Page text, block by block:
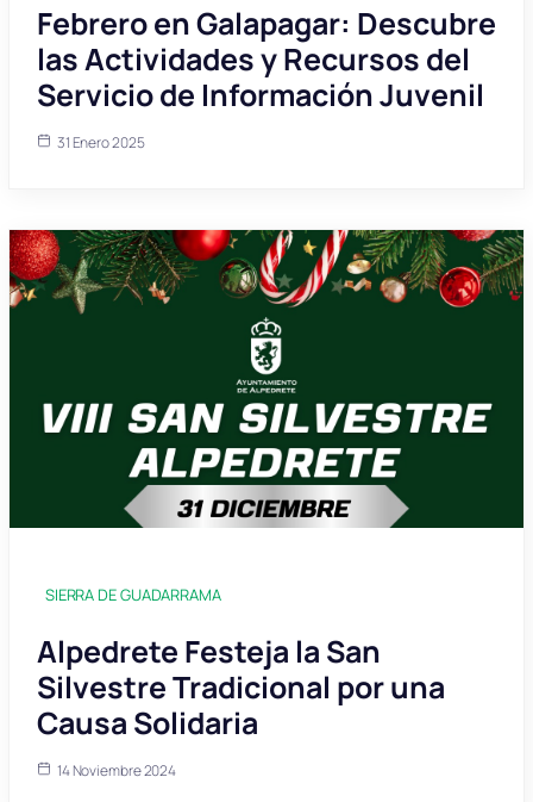
Febrero en Galapagar: Descubre
las Actividades y Recursos del
Servicio de Información Juvenil
31 Enero 2025
SIERRA DE GUADARRAMA
Alpedrete Festeja la San
Silvestre Tradicional por una
Causa Solidaria
14 Noviembre 2024